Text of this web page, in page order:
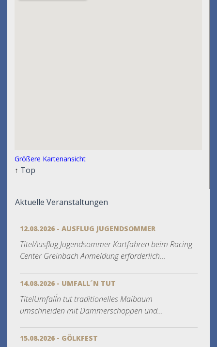
Größere Kartenansicht
↑ Top
Aktuelle Veranstaltungen
12.08.2026 - AUSFLUG JUGENDSOMMER
TitelAusflug Jugendsommer Kartfahren beim Racing
Center Greinbach Anmeldung erforderlich...
14.08.2026 - UMFALL´N TUT
TitelUmfall´n tut traditionelles Maibaum
umschneiden mit Dämmerschoppen und...
15.08.2026 - GÖLKFEST